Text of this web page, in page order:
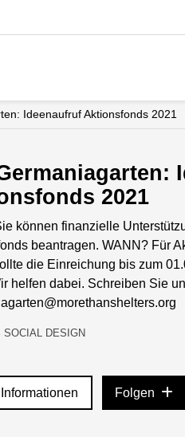
Ideenaufruf Aktionsfonds 2021
2021
können finanzielle
beantragen. WANN? Für
die Einreichung bis zum
helfen dabei. Schreiben Sie
SOCIAL DESIGN
Folgen